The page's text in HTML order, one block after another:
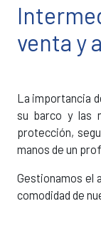
venta y
La importancia
su barco y las
protección,
manos de un
Gestionamos el
comodidad de